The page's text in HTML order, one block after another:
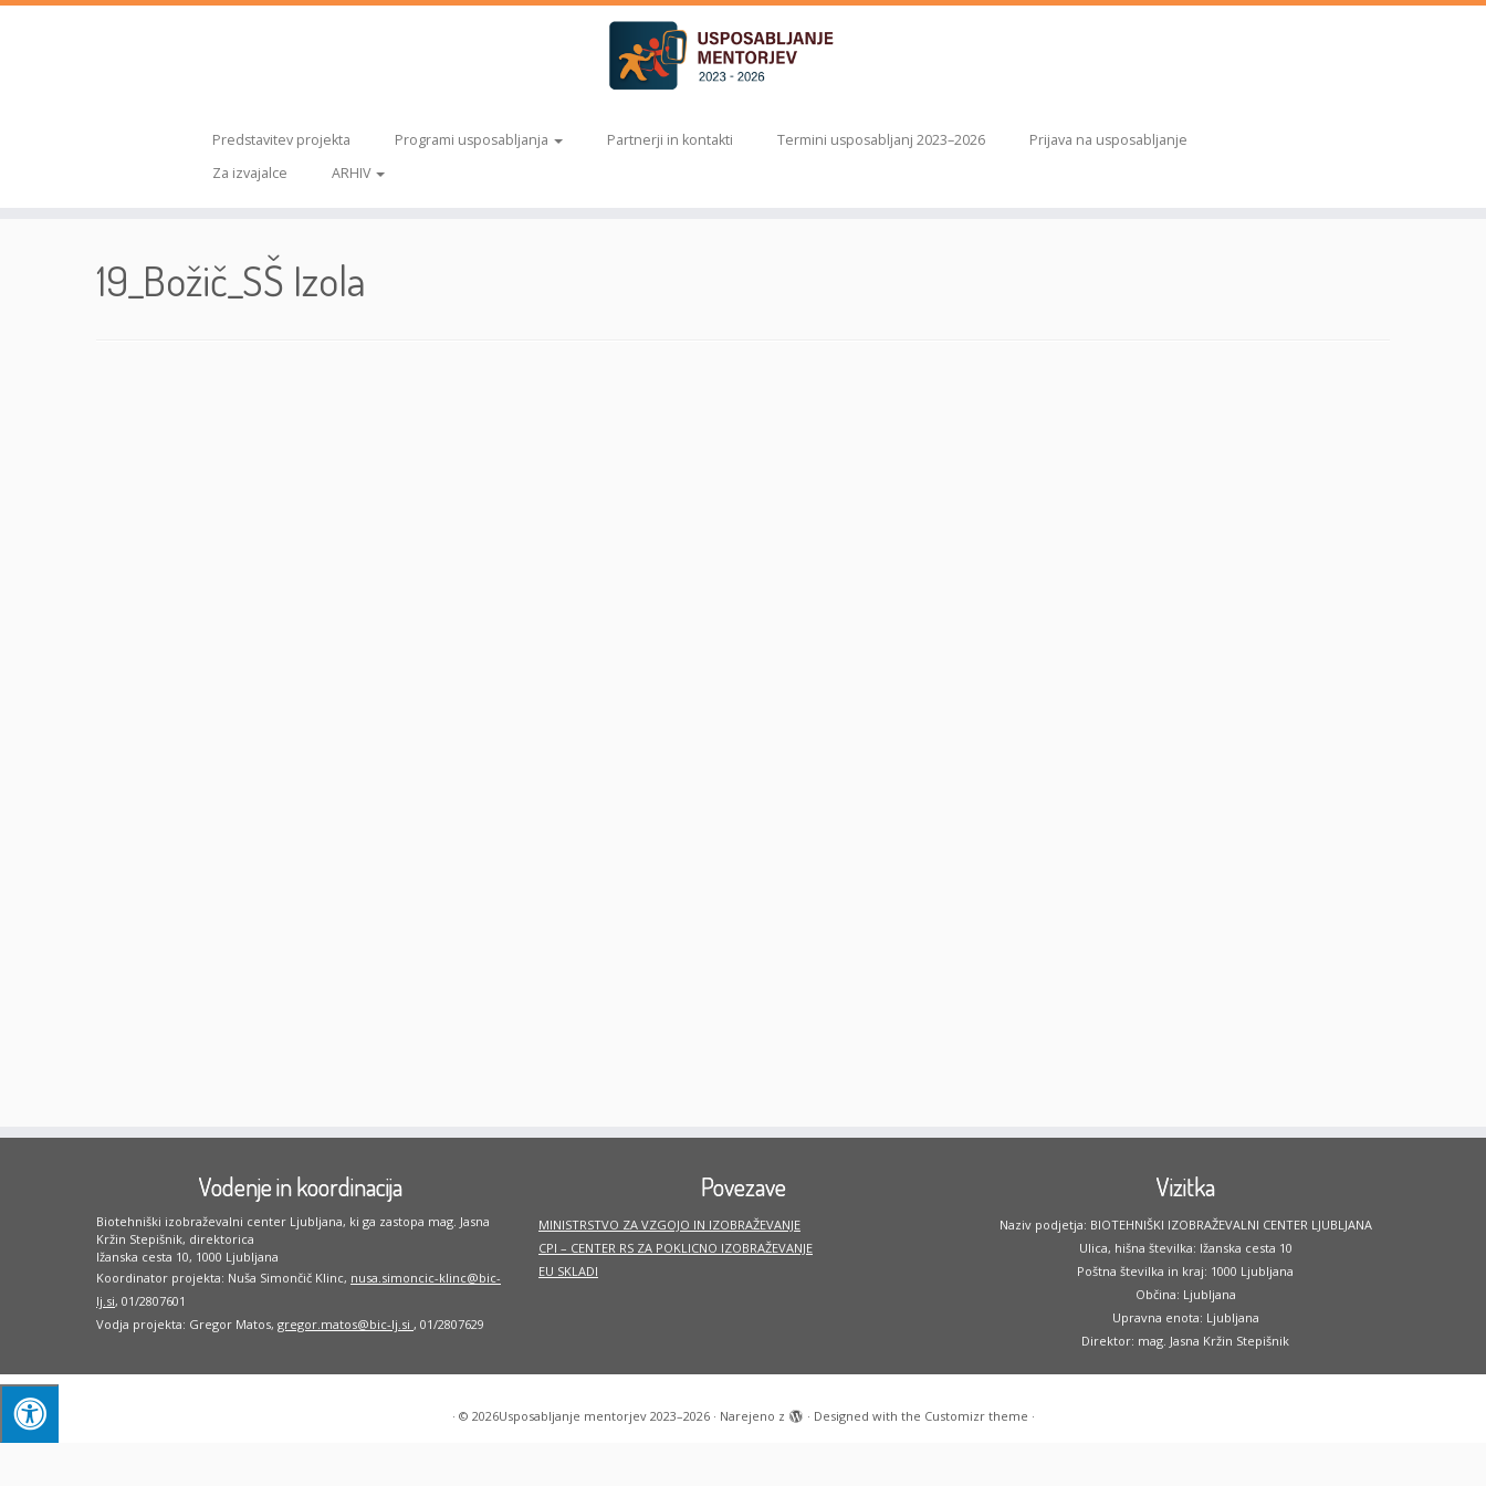
Predstavitev projekta Programi usposabljanja Partnerji in kontakti Termini usposabljanj 2023–2026
Prijava na usposabljanje
Za izvajalce
ARHIV
19_Božič_SŠ Izola
Vodenje in koordinacija
Biotehniški izobraževalni center Ljubljana, ki ga zastopa mag. Jasna
Kržin Stepišnik, direktorica
Ižanska cesta 10, 1000 Ljubljana
Koordinator projekta: Nuša Simončič Klinc, nusa.simoncic-klinc@bic-
lj.si, 01/2807601
Vodja projekta: Gregor Matos, gregor.matos@bic-lj.si , 01/2807629
Povezave
MINISTRSTVO ZA VZGOJO IN IZOBRAŽEVANJE
CPI – CENTER RS ZA POKLICNO IZOBRAŽEVANJE
EU SKLADI
Vizitka
Naziv podjetja: BIOTEHNIŠKI IZOBRAŽEVALNI CENTER LJUBLJANA
Ulica, hišna številka: Ižanska cesta 10
Poštna številka in kraj: 1000 Ljubljana
Občina: Ljubljana
Upravna enota: Ljubljana
Direktor: mag. Jasna Kržin Stepišnik
· © 2026Usposabljanje mentorjev 2023–2026· Narejeno z · Designed with the Customizr theme ·